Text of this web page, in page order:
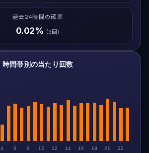
過去24時間の確率
0.02% (3回)
時間帯別の当たり回数
4 6 8 10 12 14 16 18 20 22